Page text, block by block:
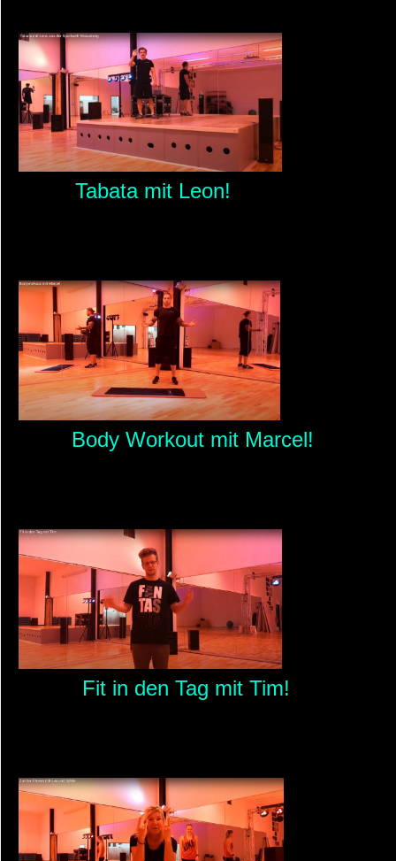
Tabata mit Leon!
Body Workout mit Marcel!
Fit in den Tag mit Tim!